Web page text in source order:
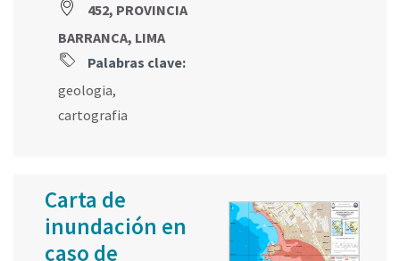
452, PROVINCIA
BARRANCA, LIMA
Palabras clave:
geologia,
cartografia
Carta de
inundación en
caso de